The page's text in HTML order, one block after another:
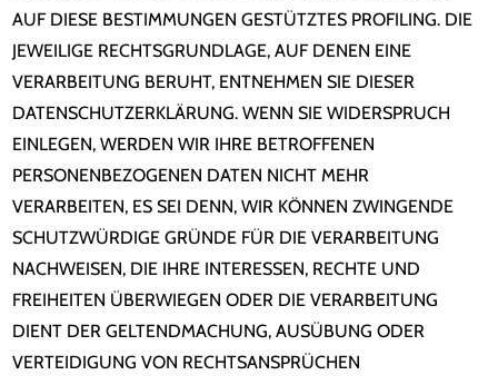
AUF DIESE BESTIMMUNGEN GESTÜTZTES PROFILING. DIE
JEWEILIGE RECHTSGRUNDLAGE, AUF DENEN EINE
VERARBEITUNG BERUHT, ENTNEHMEN SIE DIESER
DATENSCHUTZERKLÄRUNG. WENN SIE WIDERSPRUCH
EINLEGEN, WERDEN WIR IHRE BETROFFENEN
PERSONENBEZOGENEN DATEN NICHT MEHR
VERARBEITEN, ES SEI DENN, WIR KÖNNEN ZWINGENDE
SCHUTZWÜRDIGE GRÜNDE FÜR DIE VERARBEITUNG
NACHWEISEN, DIE IHRE INTERESSEN, RECHTE UND
FREIHEITEN ÜBERWIEGEN ODER DIE VERARBEITUNG
DIENT DER GELTENDMACHUNG, AUSÜBUNG ODER
VERTEIDIGUNG VON RECHTSANSPRÜCHEN